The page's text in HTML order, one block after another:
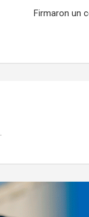
Firmaron un